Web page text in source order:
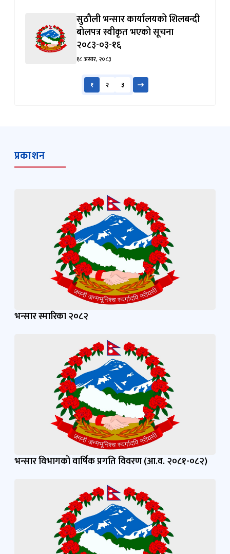
२०८३-०३-१६
१८ असार, २०८३
१ २
भन्सार स्मारिका २०८२
भन्सार विभागको वार्षिक प्रगति विवरण (आ.व. २०८१-०८२)